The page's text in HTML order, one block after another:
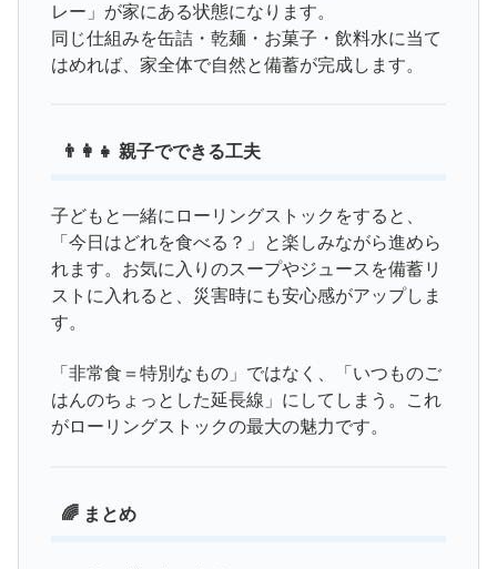
レー」が家にある状態になります。
同じ仕組みを缶詰・乾麺・お菓子・飲料水に当て
はめれば、家全体で自然と備蓄が完成します。
👨‍👩‍👧 親子でできる工夫
子どもと一緒にローリングストックをすると、
「今日はどれを食べる？」と楽しみながら進めら
れます。お気に入りのスープやジュースを備蓄リ
ストに入れると、災害時にも安心感がアップしま
す。
「非常食＝特別なもの」ではなく、「いつものご
はんのちょっとした延長線」にしてしまう。これ
がローリングストックの最大の魅力です。
🌈 まとめ